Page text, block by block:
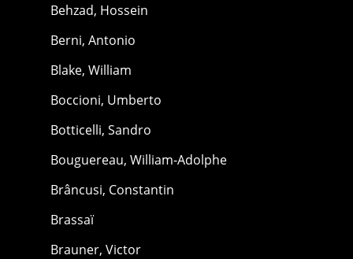
Behzad, Hossein
Berni, Antonio
Blake, William
Boccioni, Umberto
Botticelli, Sandro
Bouguereau, William-Adolphe
Brâncusi, Constantin
Brassaï
Brauner, Victor